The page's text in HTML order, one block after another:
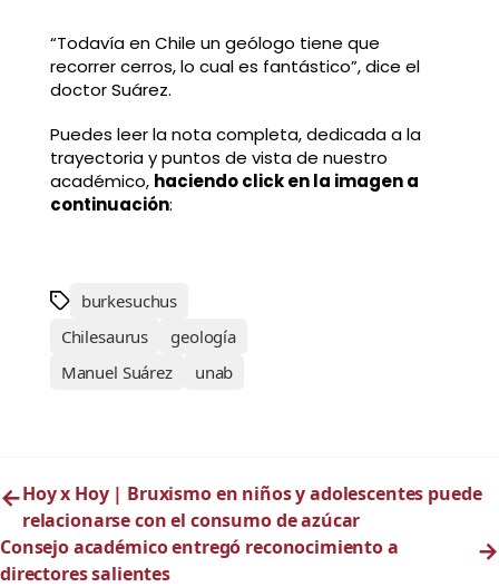
“Todavía en Chile un geólogo tiene que
recorrer cerros, lo cual es fantástico”, dice el
doctor Suárez.
Puedes leer la nota completa, dedicada a la
trayectoria y puntos de vista de nuestro
académico, haciendo click en la imagen a
continuación:
burkesuchus
Chilesaurus
geología
Manuel Suárez
unab
←Hoy x Hoy | Bruxismo en niños y adolescentes puede
relacionarse con el consumo de azúcar
Consejo académico entregó reconocimiento a
directores salientes
→